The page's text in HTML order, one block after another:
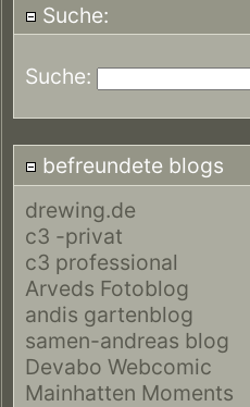
Suche:
Suche:
befreundete blogs
drewing.de
c3 -privat
c3 professional
Arveds Fotoblog
andis gartenblog
samen-andreas blog
Devabo Webcomic
Mainhatten Moments